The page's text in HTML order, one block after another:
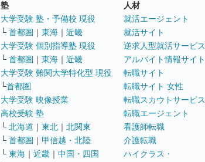
塾
大学受験 塾・予備校 現役
└ 首都圏 ｜ 東海 ｜ 近畿
大学受験 個別指導塾 現役
└ 首都圏 ｜ 東海 ｜ 近畿
大学受験 難関大学特化型 現役
└首都圏
大学受験 映像授業
高校受験 塾
└ 北海道 ｜ 東北 ｜ 北関東
└ 首都圏 ｜ 甲信越・北陸
└ 東海 ｜ 近畿 ｜ 中国・四国
人材
就活エージェント
就活サイト
逆求人型就活サービス
アルバイト情報サイト
転職サイト
転職サイト 女性
転職スカウトサービス
転職エージェント
看護師転職
介護転職
ハイクラス・